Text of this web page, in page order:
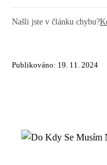
Našli jste v článku chybu?
Publikováno: 19. 11. 2024